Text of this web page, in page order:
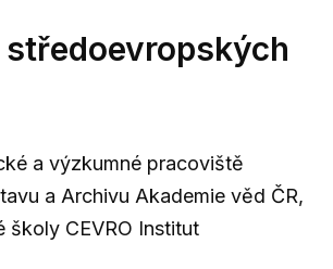
a výzkumné pracoviště
a Archivu Akademie věd ČR,
školy CEVRO Institut